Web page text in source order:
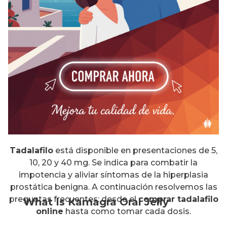
What Is Kamagra Oral Jelly
Tadalafilo está disponible en presentaciones de 5,
10, 20 y 40 mg. Se indica para combatir la
impotencia y aliviar síntomas de la hiperplasia
prostática benigna. A continuación resolvemos las
preguntas frecuentes: desde elcomprar tadalafilo
online hasta como tomar cada dosis.